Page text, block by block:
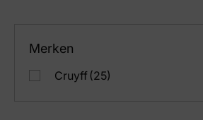
Merken
Cruyff(25)